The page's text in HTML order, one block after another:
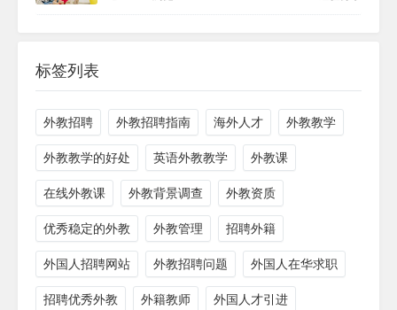
标签列表
外教招聘 外教招聘指南 海外人才 外教教学
外教教学的好处 英语外教教学 外教课
在线外教课 外教背景调查 外教资质
优秀稳定的外教 外教管理 招聘外籍
外国人招聘网站 外教招聘问题 外国人在华求职
招聘优秀外教 外籍教师 外国人才引进